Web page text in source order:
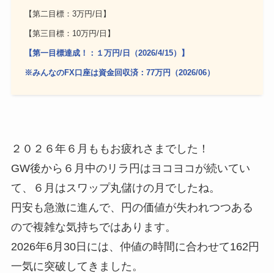
【第二目標：3万円/日】
【第三目標：10万円/日】
【第一目標達成！：１万円/日（2026/4/15）】
※みんなのFX口座は資金回収済：77万円（2026/06）
２０２６年６月ももお疲れさまでした！
GW後から６月中のリラ円はヨコヨコが続いてい
て、６月はスワップ丸儲けの月でしたね。
円安も急激に進んで、円の価値が失われつつある
ので複雑な気持ちではあります。
2026年6月30日には、仲値の時間に合わせて162円
一気に突破してきました。